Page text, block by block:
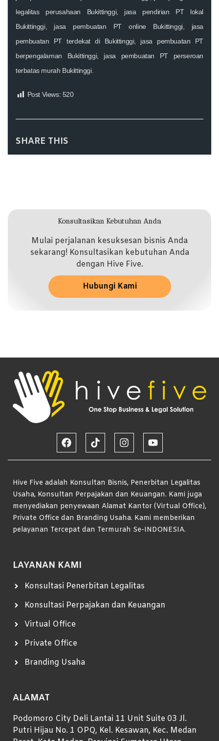
legalitas perusahaan Bukittinggi, jasa pendirian PT lokal
Bukittinggi, jasa pembuatan PT online Bukittinggi, jasa
pembuatan PT terdekat di Bukittinggi, jasa pembuatan PT
berpengalaman Bukittinggi, jasa pembuatan PT perseroan
terbatas murah Bukittinggi.
Post Views: 520
SHARE THIS
Konsultasikan Kebutuhan Anda
Mulai perjalanan kesuksesan bisnis Anda
sekarang! Konsultasikan kebutuhan Anda
dengan Hive Five.
Hubungi Kami
Hive Five adalah Konsultan Bisnis, Penerbitan Legalitas
Usaha, Konsultan Perpajakan dan Keuangan. Kami juga
menyediakan penyewaan Alamat Kantor (Virtual Office),
Private Office dan Branding Usaha. Kami memberikan
pelayanan Tercepat dan Termurah Se-INDONESIA.
LAYANAN KAMI
Konsultasi Penerbitan Legalitas
Konsultasi Perpajakan dan Keuangan
Virtual Office
Private Office
Branding Usaha
ALAMAT
Podomoro City Deli Lantai 11 Unit Suite 03 Jl.
Putri Hijau No. 1 OPQ, Kel. Kesawan, Kec. Medan